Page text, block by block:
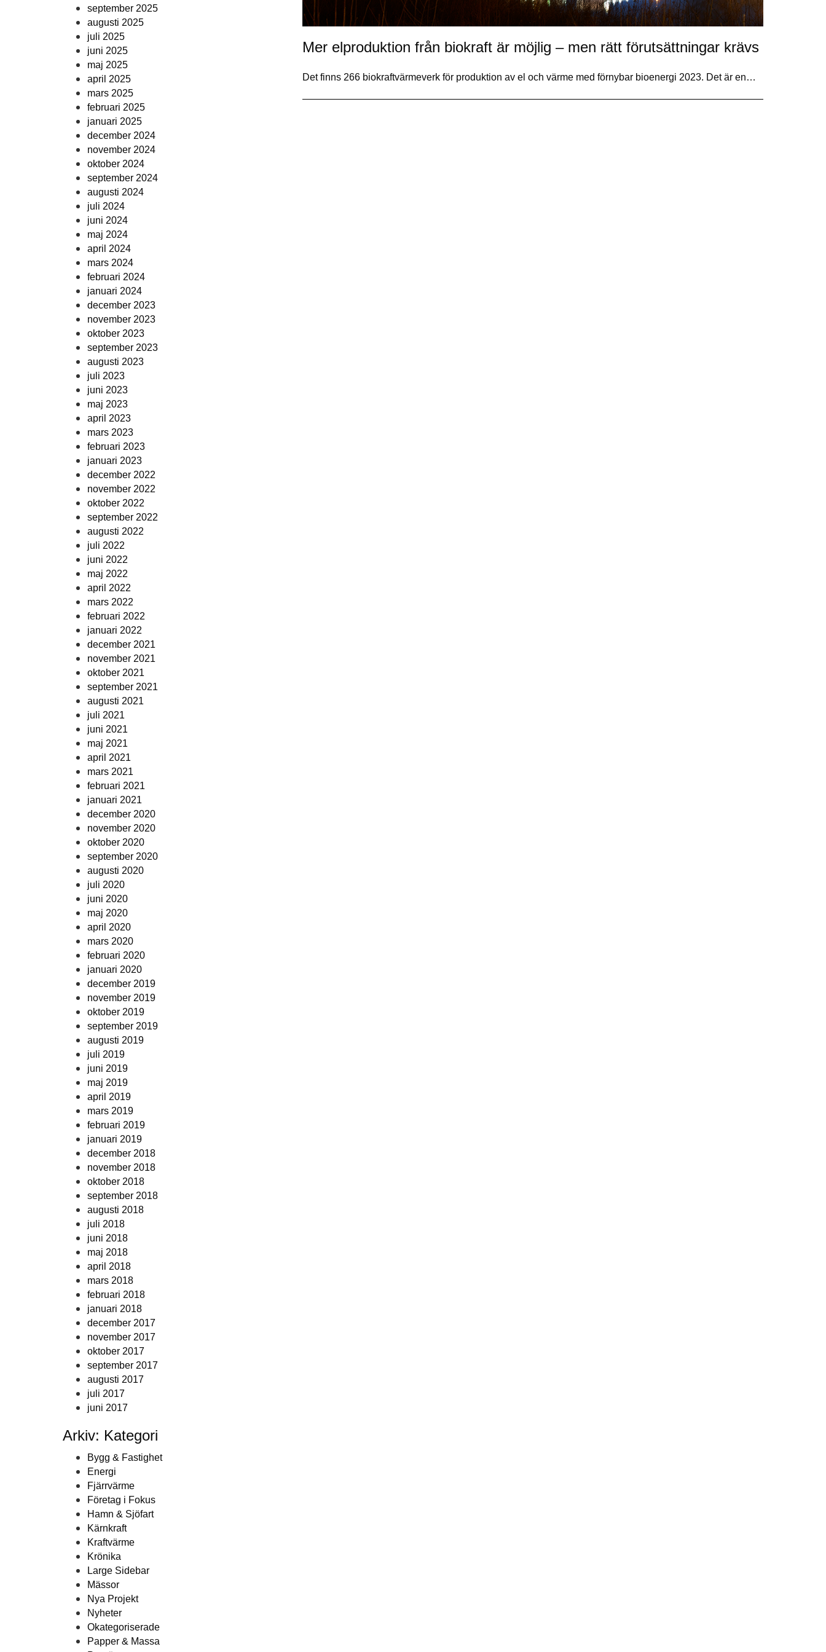
september 2025
augusti 2025
juli 2025
juni 2025
maj 2025
april 2025
mars 2025
februari 2025
januari 2025
december 2024
november 2024
oktober 2024
september 2024
augusti 2024
juli 2024
juni 2024
maj 2024
april 2024
mars 2024
februari 2024
januari 2024
december 2023
november 2023
oktober 2023
september 2023
augusti 2023
juli 2023
juni 2023
maj 2023
april 2023
mars 2023
februari 2023
januari 2023
december 2022
november 2022
oktober 2022
september 2022
augusti 2022
juli 2022
juni 2022
maj 2022
april 2022
mars 2022
februari 2022
januari 2022
december 2021
november 2021
oktober 2021
september 2021
augusti 2021
juli 2021
juni 2021
maj 2021
april 2021
mars 2021
februari 2021
januari 2021
december 2020
november 2020
oktober 2020
september 2020
augusti 2020
juli 2020
juni 2020
maj 2020
april 2020
mars 2020
februari 2020
januari 2020
december 2019
november 2019
oktober 2019
september 2019
augusti 2019
juli 2019
juni 2019
maj 2019
april 2019
mars 2019
februari 2019
januari 2019
december 2018
november 2018
oktober 2018
september 2018
augusti 2018
juli 2018
juni 2018
maj 2018
april 2018
mars 2018
februari 2018
januari 2018
december 2017
november 2017
oktober 2017
september 2017
augusti 2017
juli 2017
juni 2017
Arkiv: Kategori
Bygg & Fastighet
Energi
Fjärrvärme
Företag i Fokus
Hamn & Sjöfart
Kärnkraft
Kraftvärme
Krönika
Large Sidebar
Mässor
Nya Projekt
Nyheter
Okategoriserade
Papper & Massa
Mer elproduktion från biokraft är möjlig – men rätt förutsättningar krävs
Det finns 266 biokraftvärmeverk för produktion av el och värme med förnybar bioenergi 2023. Det är en…